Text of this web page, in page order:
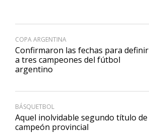
COPA ARGENTINA
Confirmaron las fechas para definir
a tres campeones del fútbol
argentino
BÁSQUETBOL
Aquel inolvidable segundo título de
campeón provincial